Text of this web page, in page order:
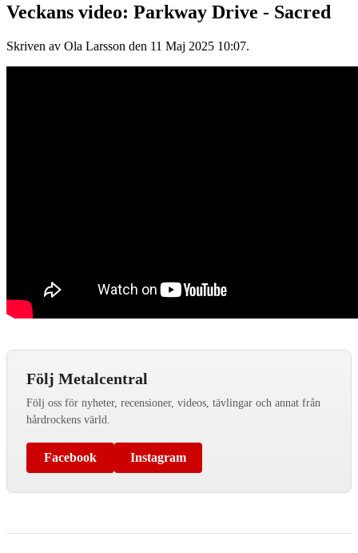
Veckans video: Parkway Drive - Sacred
Skriven av Ola Larsson den 11 Maj 2025 10:07.
Följ Metalcentral
Följ oss för nyheter, recensioner, videos, tävlingar och annat från
hårdrockens värld.
Facebook Instagram